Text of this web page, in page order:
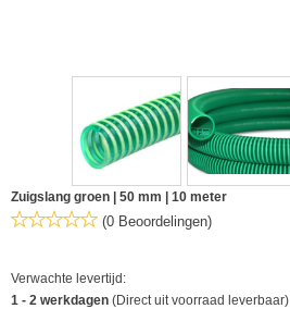
Zuigslang groen | 50 mm | 10 meter
(0 Beoordelingen)
Verwachte levertijd:
1 - 2 werkdagen (Direct uit voorraad leverbaar)